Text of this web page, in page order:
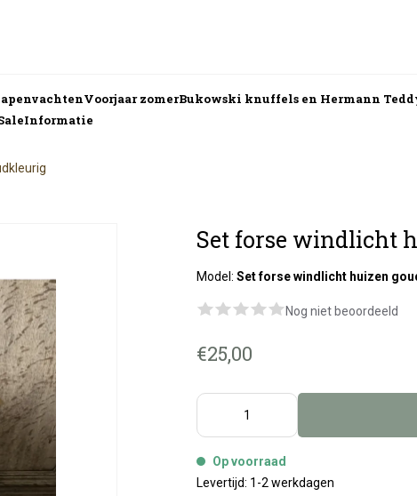
Voorjaar zomerBukowski knuffels en Hermann
Informatie
Set forse windlicht
Model:Set forse windlicht huizen
Nog niet beoordeeld
€25,00
Op voorraad
Levertijd: 1-2 werkdagen